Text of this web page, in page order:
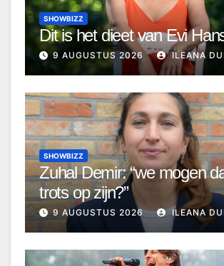
SHOWBIZZ
Dit is het dieet van Evi
9 AUGUSTUS 2026 ILEANA
SHOWBIZZ
Zuhal Demir: “we mogen
trots op zijn?”
9 AUGUSTUS 2026 ILEANA